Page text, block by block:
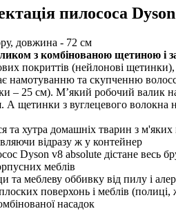
пилососа
довжина - 72 см
з комбінованою щетиною і
покриттів (нейлонові
намотуванню та скупченню
– 25 см). М’який робочий валик
А щетинки з вуглецевого
та хутра домашніх тварин з
відразу ж у контейнер
Dyson v8 absolute дістане весь
меблів
та меблеву оббивку від пилу і
поверхонь і меблів (полиці,
насадок